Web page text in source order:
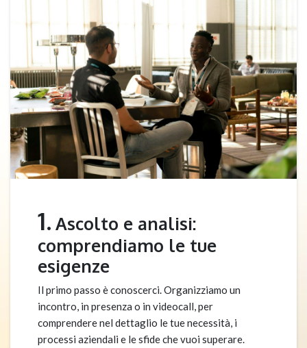
1. Ascolto e analisi:
comprendiamo le tue
esigenze
Il primo passo è conoscerci. Organizziamo un
incontro, in presenza o in videocall, per
comprendere nel dettaglio le tue necessità, i
processi aziendali e le sfide che vuoi superare.